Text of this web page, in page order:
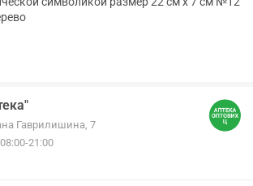
Гаврилишина, 7
21:00